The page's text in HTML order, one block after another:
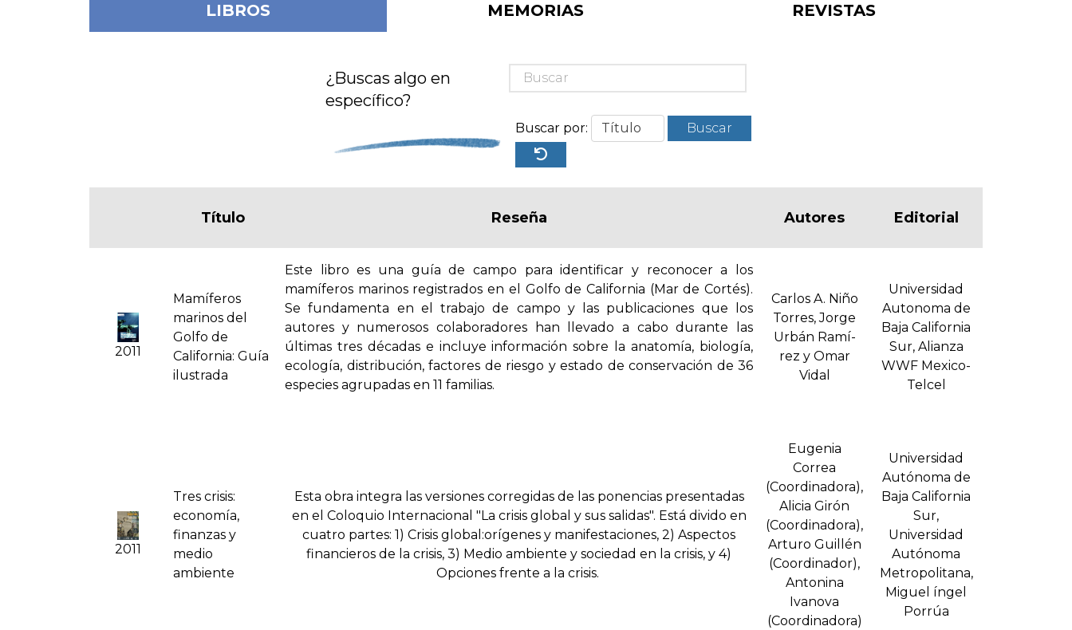
LIBROS MEMORIAS REVISTAS
¿Buscas algo en
específico?
Buscar por: Buscar
Título Reseña Autores Editorial
2011
Mamí­feros
marinos del
Golfo de
California: Guí­a
ilustrada
Este libro es una guía de campo para identificar y reconocer a los
mamíferos marinos registrados en el Golfo de California (Mar de Cortés).
Se fundamenta en el trabajo de campo y las publicaciones que los
autores y numerosos colaboradores han llevado a cabo durante las
últimas tres décadas e incluye información sobre la anatomía, biología,
ecología, distribución, factores de riesgo y estado de conservación de 36
especies agrupadas en 11 familias.
Carlos A. Niño
Torres, Jorge
Urbán Ramí­
rez y Omar
Vidal
Universidad
Autonoma de
Baja California
Sur, Alianza
WWF Mexico-
Telcel
2011
Tres crisis:
economí­a,
finanzas y
medio
ambiente
Esta obra integra las versiones corregidas de las ponencias presentadas
en el Coloquio Internacional "La crisis global y sus salidas". Está divido en
cuatro partes: 1) Crisis global:orígenes y manifestaciones, 2) Aspectos
financieros de la crisis, 3) Medio ambiente y sociedad en la crisis, y 4)
Opciones frente a la crisis.
Eugenia
Correa
(Coordinadora),
Alicia Girón
(Coordinadora),
Arturo Guillén
(Coordinador),
Antonina
Ivanova
(Coordinadora)
Universidad
Autónoma de
Baja California
Sur,
Universidad
Autónoma
Metropolitana,
Miguel íngel
Porrúa